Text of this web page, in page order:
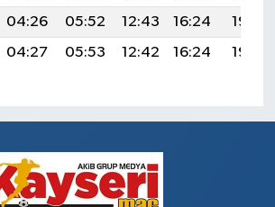
04:26 05:52 12:43 16:24
19:23
04:27 05:53 12:42 16:24 19:22